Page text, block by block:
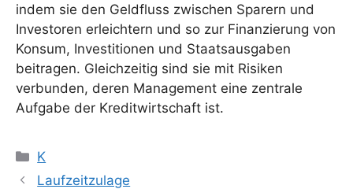
indem sie den Geldfluss zwischen Sparern und
Investoren erleichtern und so zur Finanzierung von
Konsum, Investitionen und Staatsausgaben
beitragen. Gleichzeitig sind sie mit Risiken
verbunden, deren Management eine zentrale
Aufgabe der Kreditwirtschaft ist.
Kategorien
K
Laufzeitzulage